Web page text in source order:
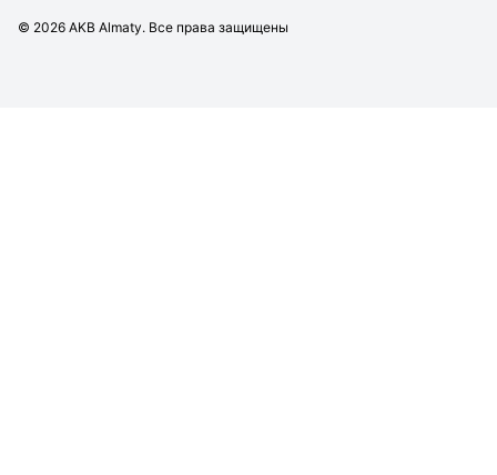
© 2026 AKB Almaty. Все права защищены